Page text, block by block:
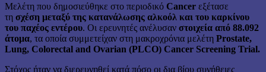
Μελέτη που δημοσιεύθηκε στο περιοδικό Cancer εξέτασε
τη σχέση μεταξύ της κατανάλωσης αλκοόλ και του καρκίνου
του παχέος εντέρου. Οι ερευνητές ανέλυσαν στοιχεία από 88.092
άτομα, τα οποία συμμετείχαν στη μακροχρόνια μελέτη Prostate,
Lung, Colorectal and Ovarian (PLCO) Cancer Screening Trial.
Στόχος ήταν να διερευνηθεί κατά πόσο οι δια βίου συνήθειες